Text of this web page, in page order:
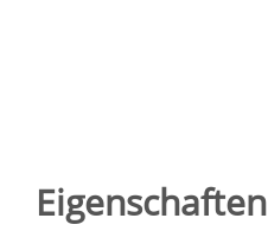
Eigenschaften